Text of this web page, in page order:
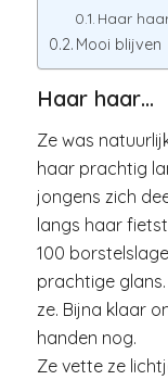
Haar
Mooi blijven
Haar haar…
Ze was
haar prachtig
jongens zich
langs haar
100
prachtige
ze. Bijna klaar
handen nog.
Ze vette ze